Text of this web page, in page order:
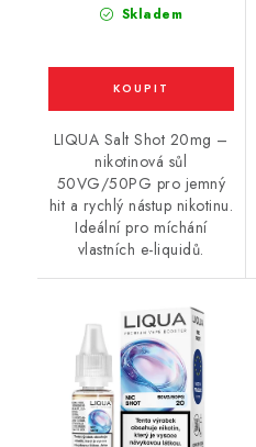
Skladem
LIQUA Salt Shot 20mg –
nikotinová sůl
50VG/50PG pro jemný
hit a rychlý nástup nikotinu.
Ideální pro míchání
vlastních e-liquidů.